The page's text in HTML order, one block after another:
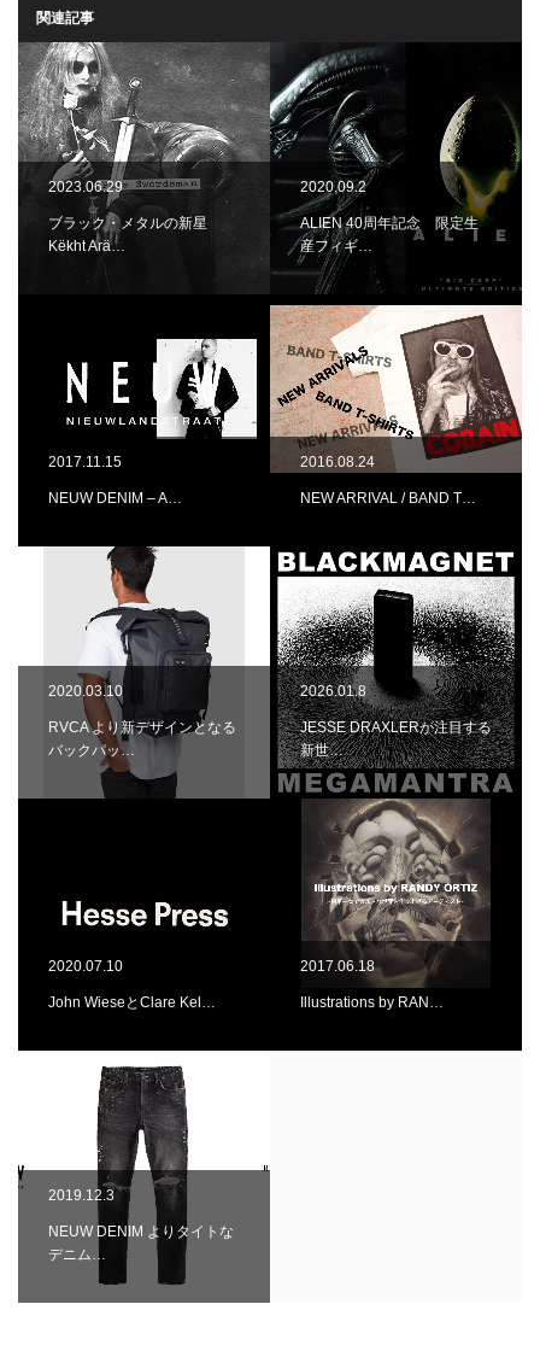
関連記事
2023.06.29
ブラック・メタルの新星
Këkht Arä…
2020.09.2
ALIEN 40周年記念 限定生
産フィギ…
2017.11.15
NEUW DENIM – A…
2016.08.24
NEW ARRIVAL / BAND T…
2020.03.10
RVCA より新デザインとなる
バックパッ…
2026.01.8
JESSE DRAXLERが注目する
新世…
2020.07.10
John WieseとClare Kel…
2017.06.18
Illustrations by RAN…
2019.12.3
NEUW DENIM よりタイトな
デニム…